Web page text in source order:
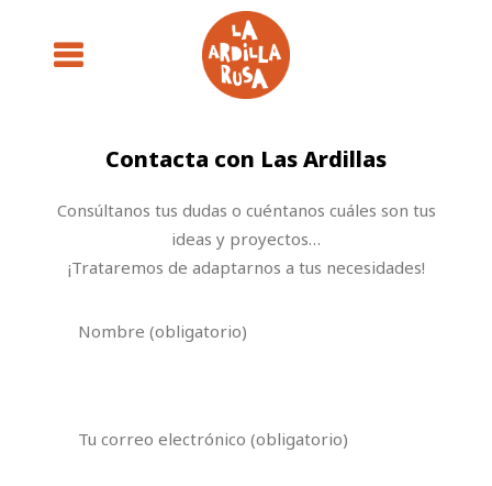
Contacta con Las Ardillas
Consúltanos tus dudas o cuéntanos cuáles son tus
ideas y proyectos…
¡Trataremos de adaptarnos a tus necesidades!
Nombre (obligatorio)
Tu correo electrónico (obligatorio)